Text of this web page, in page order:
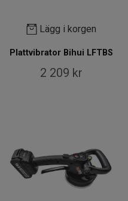
Lägg i korgen
Plattvibrator Bihui LFTBS
2 209 kr